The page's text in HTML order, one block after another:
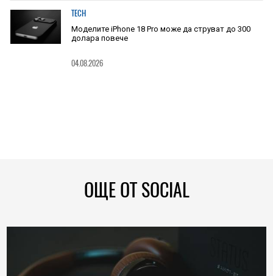
TECH
Моделите iPhone 18 Pro може да струват до 300
долара повече
04.08.2026
ОЩЕ ОТ SOCIAL